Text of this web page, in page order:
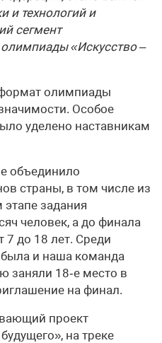
и технологий и
сегмент
«Искусство –
олимпиады
Особое
уделено наставникам
объединило
страны, в том числе из
задания
человек, а до финала
7 до 18 лет. Среди
и наша команда
заняли 18‑е место в
на финал.
проект
на треке